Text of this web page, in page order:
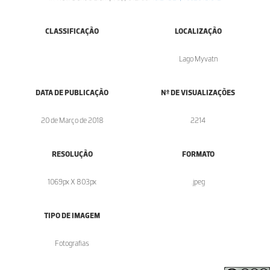
CLASSIFICAÇÃO LOCALIZAÇÃO
Lago Myvatn
DATA DE PUBLICAÇÃO
20 de Março de 2018
Nº DE VISUALIZAÇÕES
2214
RESOLUÇÃO
1069px X 803px
FORMATO
.jpeg
TIPO DE IMAGEM
Fotografias